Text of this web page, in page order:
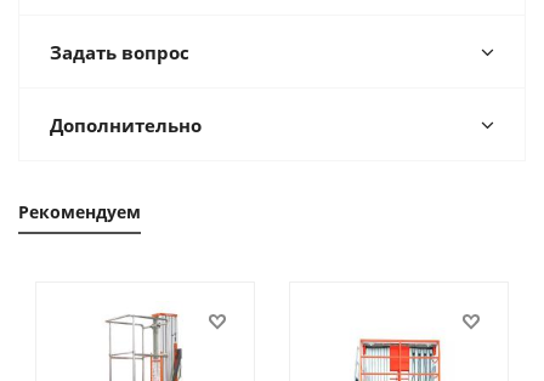
Задать вопрос
Дополнительно
Рекомендуем